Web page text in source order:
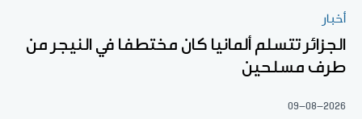
أخبار
الجزائر تتسلم ألمانيا كان مختطفا في النيجر من
طرف مسلحين
09-08-2026